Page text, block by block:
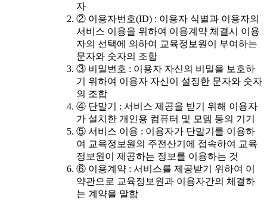
자
② 이용자번호(ID) : 이용자 식별과 이용자의
서비스 이용을 위하여 이용계약 체결시 이용
자의 선택에 의하여 교육정보원이 부여하는
문자와 숫자의 조합
③ 비밀번호 : 이용자 자신의 비밀을 보호하
기 위하여 이용자 자신이 설정한 문자와 숫자
의 조합
④ 단말기 : 서비스 제공을 받기 위해 이용자
가 설치한 개인용 컴퓨터 및 모뎀 등의 기기
⑤ 서비스 이용 : 이용자가 단말기를 이용하
여 교육정보원의 주전산기에 접속하여 교육
정보원이 제공하는 정보를 이용하는 것
⑥ 이용계약 : 서비스를 제공받기 위하여 이
약관으로 교육정보원과 이용자간의 체결하
는 계약을 말함